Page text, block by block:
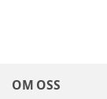
OM OSS